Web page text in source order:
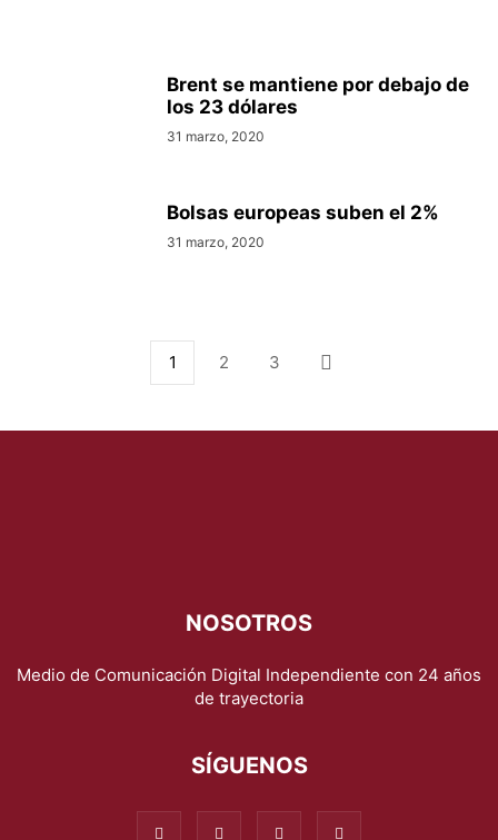
Brent se mantiene por debajo de
los 23 dólares
31 marzo, 2020
Bolsas europeas suben el 2%
31 marzo, 2020
1 2 3
NOSOTROS
Medio de Comunicación Digital Independiente con 24 años
de trayectoria
SÍGUENOS